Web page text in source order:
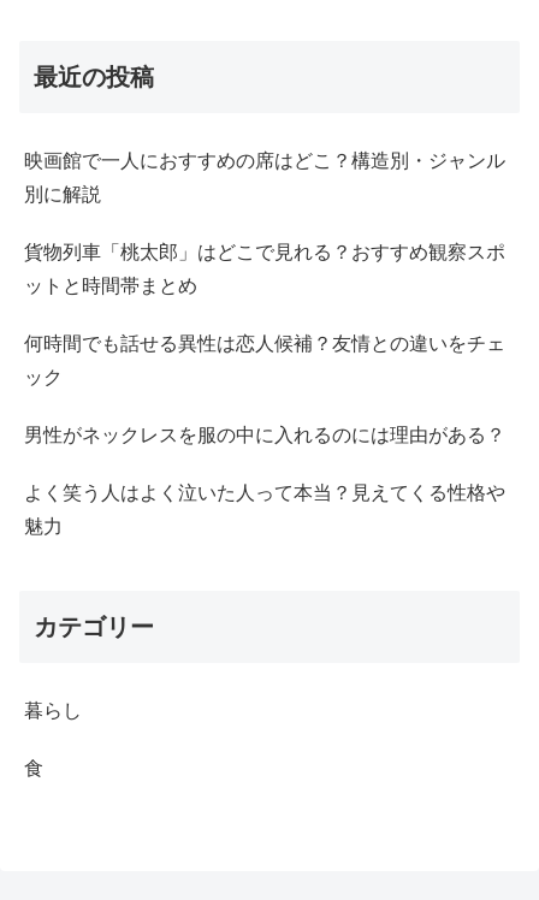
最近の投稿
映画館で一人におすすめの席はどこ？構造別・ジャンル
別に解説
貨物列車「桃太郎」はどこで見れる？おすすめ観察スポ
ットと時間帯まとめ
何時間でも話せる異性は恋人候補？友情との違いをチェ
ック
男性がネックレスを服の中に入れるのには理由がある？
よく笑う人はよく泣いた人って本当？見えてくる性格や
魅力
カテゴリー
暮らし
食